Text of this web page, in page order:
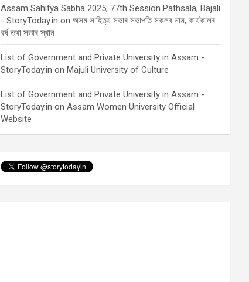
Assam Sahitya Sabha 2025, 77th Session Pathsala, Bajali
- StoryToday.in onঅসম সাহিত্য সভাৰ সভাপতি সকলৰ নাম, কাৰ্যকালৰ
বৰ্ষ তথা সভাৰ স্থান
List of Government and Private University in Assam -
StoryToday.in onMajuli University of Culture
List of Government and Private University in Assam -
StoryToday.in onAssam Women University Official
Website